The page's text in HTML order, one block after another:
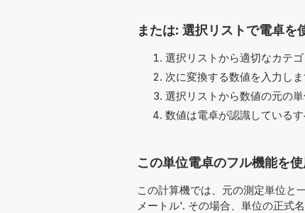
または: 選択リストで電卓を
選択リストから適切なカテ
次に変換する数値を入力し
選択リストから数値の元の
数値は電卓が認識している
この単位電卓のフル機能を
この計算機では、元の測定単位と
メートル'. その場合、単位の正式